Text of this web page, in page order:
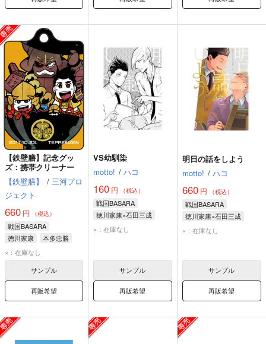
【鉄壁膳】記念グッ
ズ：携帯クリーナー
【鉄壁膳】
/ 三河プロ
ジェクト
660 円 （税込）
戦国BASARA
徳川家康
本多忠勝
×：在庫なし
サンプル
再販希望
VS幼馴染
motto! / ハコ
160 円 （税込）
戦国BASARA
徳川家康×石田三成
石田三成
×：在庫なし
サンプル
再販希望
明日の話をしよう
motto! / ハコ
660円 （税込）
戦国BASARA
徳川家康×石田三成
徳川家康
×：在庫なし
サンプル
再販希望